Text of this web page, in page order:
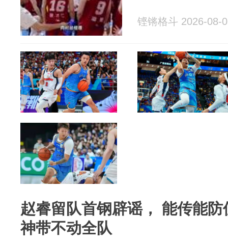
铿锵格斗 2026-08-
赵睿留队首钢辟谣， 能传能
神带不动全队